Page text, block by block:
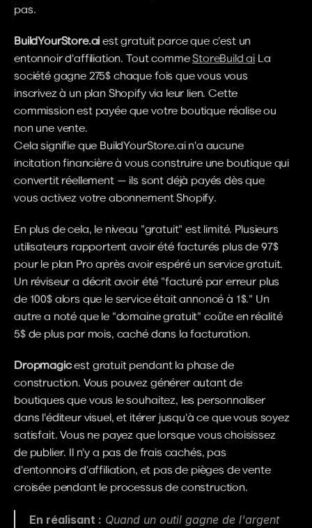
pas.
BuildYourStore.ai est gratuit parce que c'est un
entonnoir d'affiliation. Tout comme StoreBuild ai La
société gagne 275$ chaque fois que vous vous
inscrivez à un plan Shopify via leur lien. Cette
commission est payée que votre boutique réalise ou
non une vente.
Cela signifie que BuildYourStore.ai n'a aucune
incitation financière à vous construire une boutique qui
convertit réellement — ils sont déjà payés dès que
vous activez votre abonnement Shopify.
En plus de cela, le niveau "gratuit" est limité. Plusieurs
utilisateurs rapportent avoir été facturés plus de 97$
pour le plan Pro après avoir espéré un service gratuit.
Un réviseur a décrit avoir été "facturé par erreur plus
de 100$ alors que le service était annoncé à 1$." Un
autre a noté que le "domaine gratuit" coûte en réalité
5$ de plus par mois, caché dans la facturation.
Dropmagic est gratuit pendant la phase de
construction. Vous pouvez générer autant de
boutiques que vous le souhaitez, les personnaliser
dans l'éditeur visuel, et itérer jusqu'à ce que vous soyez
satisfait. Vous ne payez que lorsque vous choisissez
de publier. Il n'y a pas de frais cachés, pas
d'entonnoirs d'affiliation, et pas de pièges de vente
croisée pendant le processus de construction.
En réalisant : Quand un outil gagne de l'argent